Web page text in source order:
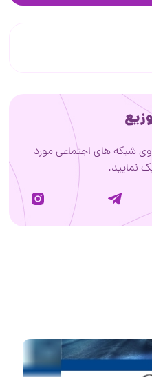
شبکه های اجتماعی مورد
نمایید.